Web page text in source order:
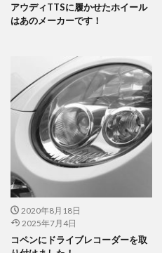
アウディTTSに履かせたホイール
はあのメーカーです！
2020年8月18日
2025年7月4日
コペンにドライブレコーダーを取